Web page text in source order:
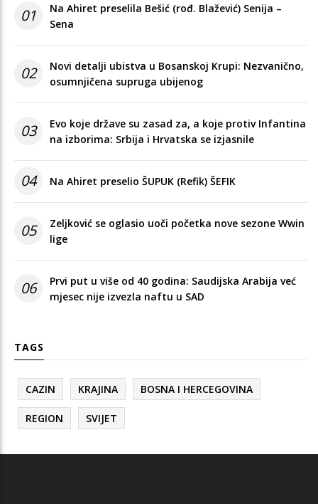
01
Na Ahiret preselila Bešić (rođ. Blažević) Senija –
Sena
02
Novi detalji ubistva u Bosanskoj Krupi: Nezvanično,
osumnjičena supruga ubijenog
03
Evo koje države su zasad za, a koje protiv Infantina
na izborima: Srbija i Hrvatska se izjasnile
04 Na Ahiret preselio ŠUPUK (Refik) ŠEFIK
05
Zeljković se oglasio uoči početka nove sezone Wwin
lige
06
Prvi put u više od 40 godina: Saudijska Arabija već
mjesec nije izvezla naftu u SAD
TAGS
CAZIN KRAJINA BOSNA I HERCEGOVINA
REGION SVIJET